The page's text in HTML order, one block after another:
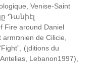
Venise-Saint
Դանիէլ
around Daniel
armռnien de Cilicie,
(լditions du
Lebanon1997),